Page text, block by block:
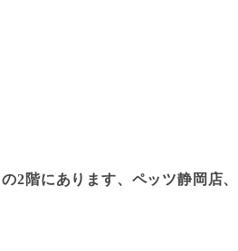
2階にあります、ペッツ静岡店